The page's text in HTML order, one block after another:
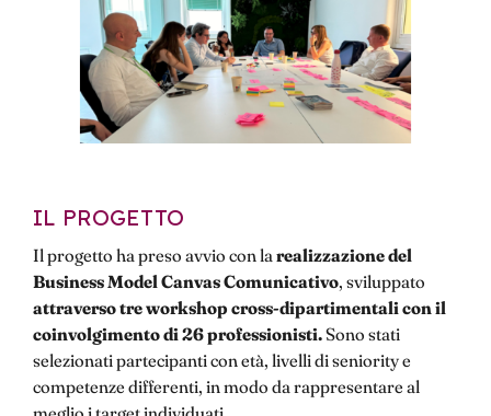
IL PROGETTO
Il progetto ha preso avvio con larealizzazione del
Business Model Canvas Comunicativo, sviluppato
attraverso tre workshop cross-dipartimentali con il
coinvolgimento di 26 professionisti.Sono stati
selezionati partecipanti con età, livelli di seniority e
competenze differenti, in modo da rappresentare al